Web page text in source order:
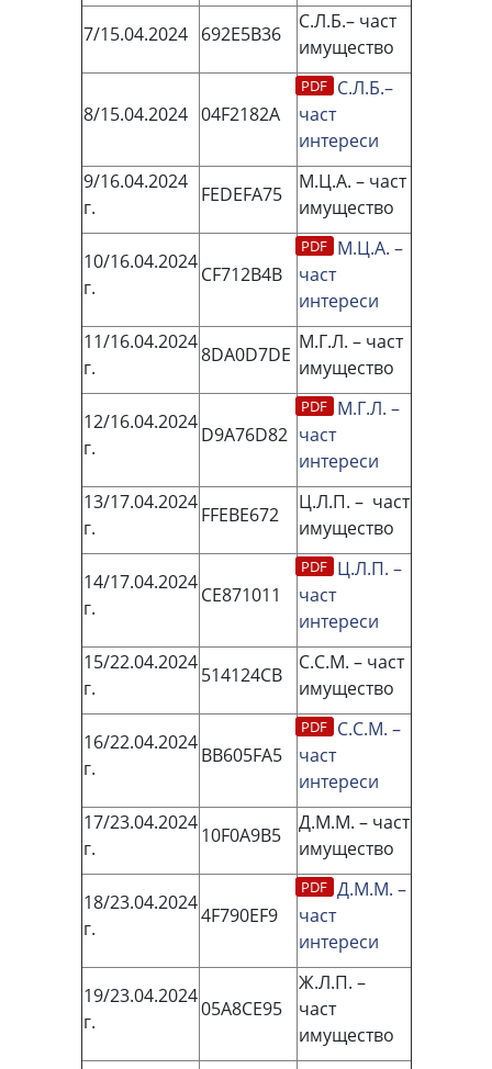
7/15.04.2024 692Е5В36
С.Л.Б.– част
имущество
8/15.04.2024 04F2182А
С.Л.Б.–
част
интереси
9/16.04.2024
г.
FEDEFA75
М.Ц.А. – част
имущество
10/16.04.2024
г.
CF712B4B
М.Ц.А. –
част
интереси
11/16.04.2024
г.
8DA0D7DE
М.Г.Л. – част
имущество
12/16.04.2024
г.
D9A76D82
М.Г.Л. –
част
интереси
13/17.04.2024
г.
FFEBE672
Ц.Л.П. – част
имущество
14/17.04.2024
г.
CE871011
Ц.Л.П. –
част
интереси
15/22.04.2024
г.
514124СВ
С.С.М. – част
имущество
16/22.04.2024
г.
ВВ605FА5
С.С.М. –
част
интереси
17/23.04.2024
г.
10F0A9B5
Д.М.М. – част
имущество
18/23.04.2024
г.
4F790EF9
Д.М.М. –
част
интереси
19/23.04.2024
г.
05А8СЕ95
Ж.Л.П. –
част
имущество